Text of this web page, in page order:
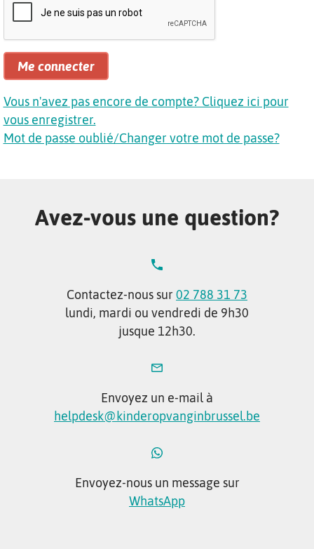
Me connecter
Vous n'avez pas encore de compte? Cliquez ici pour
vous enregistrer.
Mot de passe oublié/Changer votre mot de passe?
Avez-vous une question?
Contactez-nous sur 02 788 31 73
lundi, mardi ou vendredi de 9h30
jusque 12h30.
Envoyez un e-mail à
helpdesk@kinderopvanginbrussel.be
Envoyez-nous un message sur
WhatsApp